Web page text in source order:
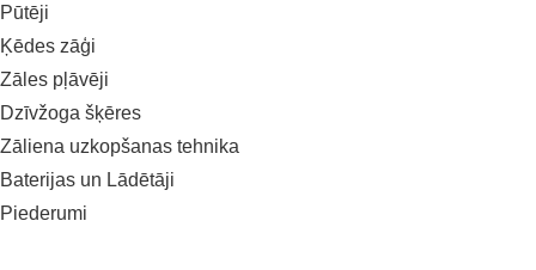
Pūtēji
Ķēdes zāģi
Zāles pļāvēji
Dzīvžoga šķēres
Zāliena uzkopšanas tehnika
Baterijas un Lādētāji
Piederumi